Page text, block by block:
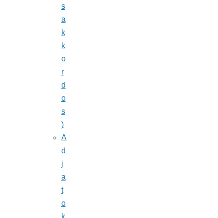
s
a
k
k
o
r
d
o
s
)
A
d
j
a
t
o
k